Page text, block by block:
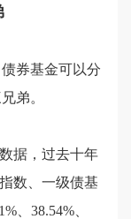
券基金可以分
弟。
据，过去十年
数、一级债基
、38.54%、